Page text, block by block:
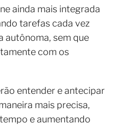
ainda mais integrada
tarefas cada vez
autônoma, sem que
com os
entender e antecipar
mais precisa,
e aumentando